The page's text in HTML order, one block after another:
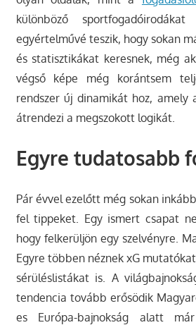
különböző
egyértelművé teszik, hogy sokan
és statisztikákat keresnek, még
végső képe még korántsem
rendszer új dinamikát hoz, amely
átrendezi a megszokott logikát.
Egyre tudatosabb
Pár évvel ezelőtt még sokan
fel tippeket. Egy ismert csapat
hogy felkerüljön egy szelvényre.
Egyre többen néznek xG
sérüléslistákat is. A
tendencia tovább erősödik
es Európa-bajnokság alatt